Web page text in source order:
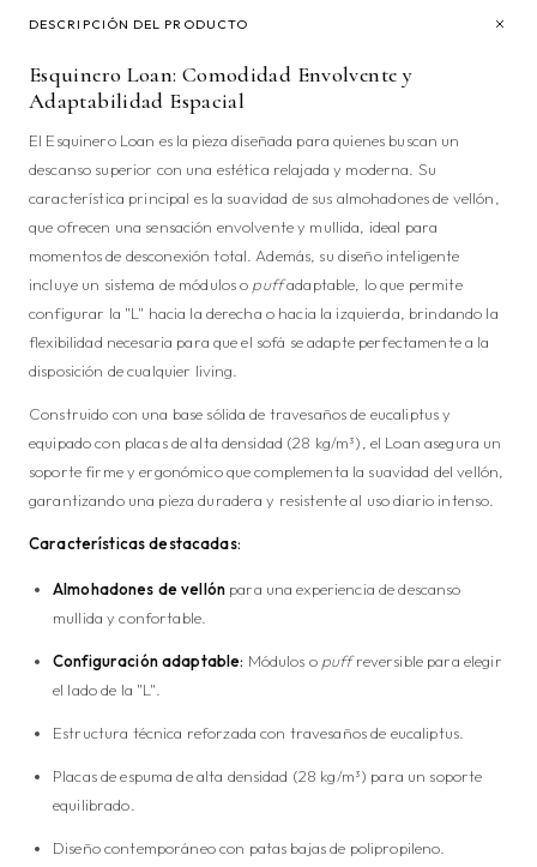
DESCRIPCIÓN DEL PRODUCTO
Esquinero Loan: Comodidad Envolvente y
Adaptabilidad Espacial
El Esquinero Loan es la pieza diseñada para quienes buscan un
descanso superior con una estética relajada y moderna. Su
característica principal es la suavidad de sus almohadones de vellón,
que ofrecen una sensación envolvente y mullida, ideal para
momentos de desconexión total. Además, su diseño inteligente
incluye un sistema de módulos o puffadaptable, lo que permite
configurar la "L" hacia la derecha o hacia la izquierda, brindando la
flexibilidad necesaria para que el sofá se adapte perfectamente a la
disposición de cualquier living.
Construido con una base sólida de travesaños de eucaliptus y
equipado con placas de alta densidad (28 kg/m³), el Loan asegura un
soporte firme y ergonómico que complementa la suavidad del vellón,
garantizando una pieza duradera y resistente al uso diario intenso.
Características destacadas:
Almohadones de vellónpara una experiencia de descanso
mullida y confortable.
Configuración adaptable: Módulos o puffreversible para elegir
el lado de la "L".
Estructura técnica reforzada con travesaños de eucaliptus.
Placas de espuma de alta densidad (28 kg/m³) para un soporte
equilibrado.
Diseño contemporáneo con patas bajas de polipropileno.